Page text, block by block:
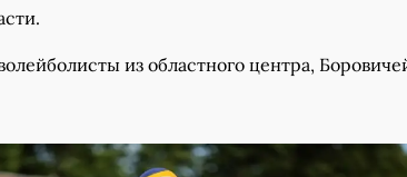
из областного центра,